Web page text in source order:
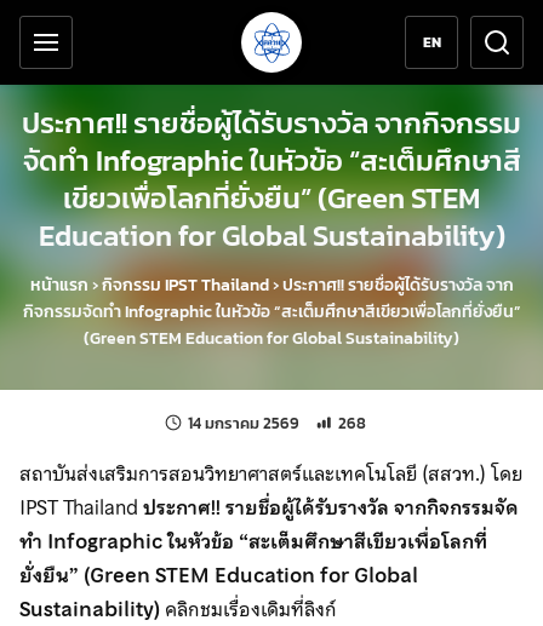
ข้ามไปยังเนื้อหาหลัก
เครื่องมือช่วยเหลือ
EN
ประกาศ!! รายชื่อผู้ได้รับรางวัล จากกิจกรรม
จัดทำ Infographic ในหัวข้อ “สะเต็มศึกษาสี
เขียวเพื่อโลกที่ยั่งยืน” (Green STEM
Education for Global Sustainability)
หน้าแรก›กิจกรรม IPST Thailand›ประกาศ!! รายชื่อผู้ได้รับรางวัล จาก
กิจกรรมจัดทำ Infographic ในหัวข้อ “สะเต็มศึกษาสีเขียวเพื่อโลกที่ยั่งยืน”
(Green STEM Education for Global Sustainability)
14 มกราคม 2569 แก้ไขล่าสุดเมื่อ:
จำนวนการเข้าชม 268 ครั้ง
268
สถาบันส่งเสริมการสอนวิทยาศาสตร์และเทคโนโลยี (สสวท.) โดย
IPST Thailandประกาศ!! รายชื่อผู้ได้รับรางวัล จากกิจกรรมจัด
ทำ Infographic ในหัวข้อ “สะเต็มศึกษาสีเขียวเพื่อโลกที่
ยั่งยืน” (Green STEM Education for Global
Sustainability)คลิกชมเรื่องเดิมที่ลิงก์